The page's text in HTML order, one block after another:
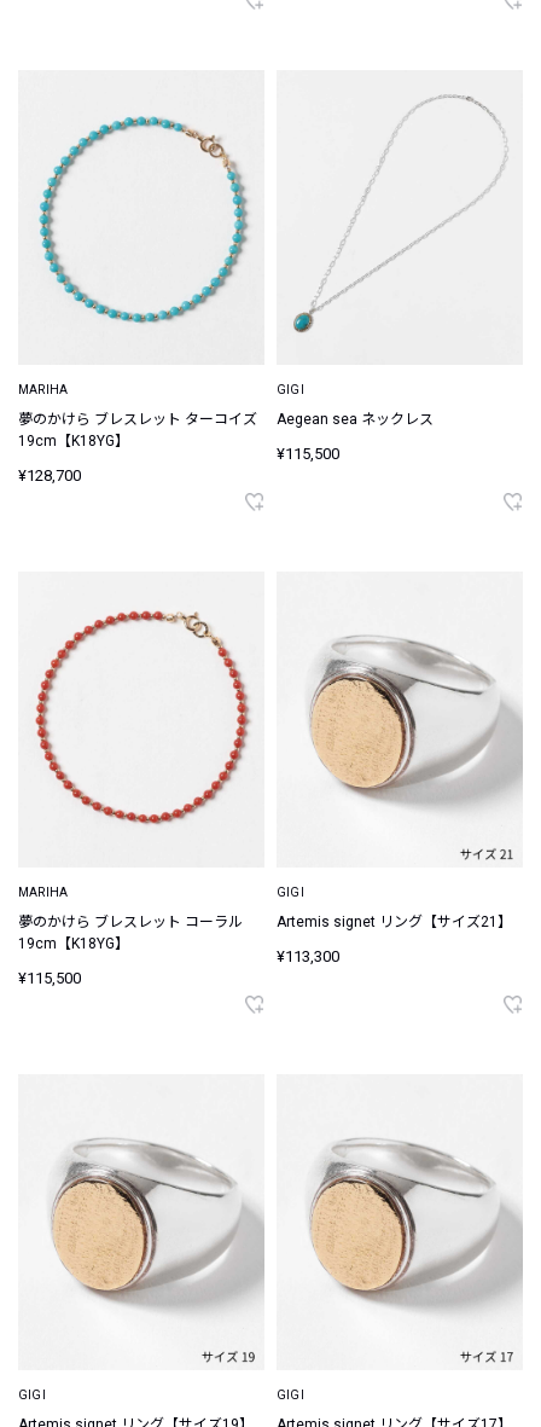
MARIHA
夢のかけら ブレスレット ターコイズ
19cm【K18YG】
¥128,700
GIGI
Aegean sea ネックレス
¥115,500
MARIHA
夢のかけら ブレスレット コーラル
19cm【K18YG】
¥115,500
GIGI
Artemis signet リング【サイズ21】
¥113,300
GIGI GIGI